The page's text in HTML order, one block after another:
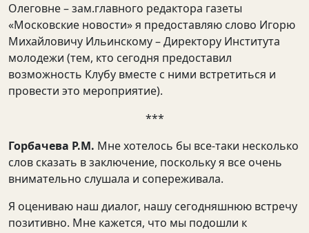
Олеговне – зам.главного редактора газеты
«Московские новости» я предоставляю слово Игорю
Михайловичу Ильинскому – Директору Института
молодежи (тем, кто сегодня предоставил
возможность Клубу вместе с ними встретиться и
провести это мероприятие).
***
Горбачева Р.М. Мне хотелось бы все-таки несколько
слов сказать в заключение, поскольку я все очень
внимательно слушала и сопереживала.
Я оцениваю наш диалог, нашу сегодняшнюю встречу
позитивно. Мне кажется, что мы подошли к